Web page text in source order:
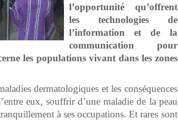
l’opportunité qu’offrent
les technologies de
l’information et de la
communication pour
les populations vivant dans les zones
dermatologiques et les conséquences
eux, souffrir d’une maladie de la peau
à ses occupations. Et rares sont